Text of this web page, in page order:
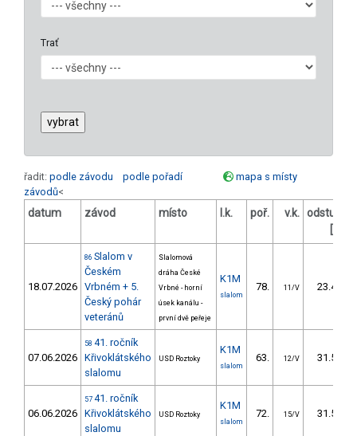
Trať
řadit: podle závodu podle pořadí
mapa s místy
závodů<
datum závod místo l.k. poř. v.k. odstup
18.07.2026
86 Slalom v
Českém
Vrbném + 5.
Český pohár
veteránů
Slalomová
dráha České
Vrbné - horní
úsek kanálu -
první dvě peřeje
K1M
slalom
78. 11/V 23.48
07.06.2026
58 41. ročník
Křivoklátského
slalomu
USD Roztoky
K1M
slalom
63. 12/V 31.53
06.06.2026
57 41. ročník
Křivoklátského
slalomu
USD Roztoky
K1M
slalom
72. 15/V 31.57